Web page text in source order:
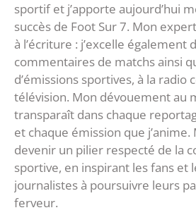
sportif et j’apporte aujourd’hui
succès de Foot Sur 7. Mon
à l’écriture : j’excelle également
commentaires de matchs ainsi
d’émissions sportives, à la radio
télévision. Mon dévouement au
transparaît dans chaque
et chaque émission que
devenir un pilier respecté de la
sportive, en inspirant les fans et
journalistes à poursuivre leurs
ferveur.